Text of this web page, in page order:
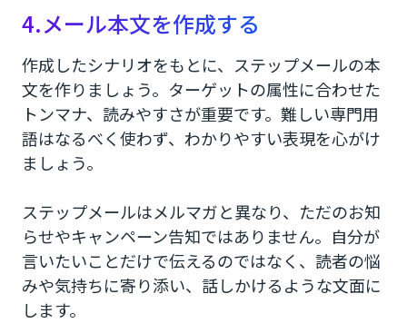
4.メール本文を作成する
作成したシナリオをもとに、ステップメールの本
文を作りましょう。ターゲットの属性に合わせた
トンマナ、読みやすさが重要です。難しい専門用
語はなるべく使わず、わかりやすい表現を心がけ
ましょう。
ステップメールはメルマガと異なり、ただのお知
らせやキャンペーン告知ではありません。自分が
言いたいことだけで伝えるのではなく、読者の悩
みや気持ちに寄り添い、話しかけるような文面に
します。